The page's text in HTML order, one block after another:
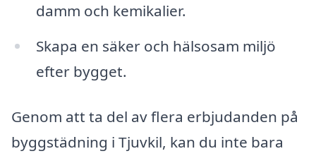
damm och kemikalier.
Skapa en säker och hälsosam miljö
efter bygget.
Genom att ta del av flera erbjudanden på
byggstädning i Tjuvkil, kan du inte bara